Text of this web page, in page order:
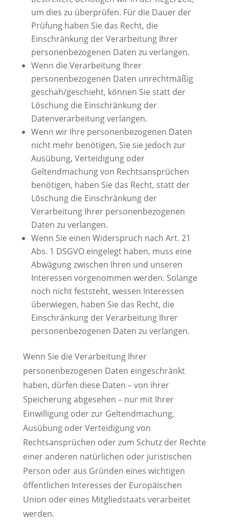
um dies zu überprüfen. Für die Dauer der
Prüfung haben Sie das Recht, die
Einschränkung der Verarbeitung Ihrer
personenbezogenen Daten zu verlangen.
Wenn die Verarbeitung Ihrer
personenbezogenen Daten unrechtmäßig
geschah/geschieht, können Sie statt der
Löschung die Einschränkung der
Datenverarbeitung verlangen.
Wenn wir Ihre personenbezogenen Daten
nicht mehr benötigen, Sie sie jedoch zur
Ausübung, Verteidigung oder
Geltendmachung von Rechtsansprüchen
benötigen, haben Sie das Recht, statt der
Löschung die Einschränkung der
Verarbeitung Ihrer personenbezogenen
Daten zu verlangen.
Wenn Sie einen Widerspruch nach Art. 21
Abs. 1 DSGVO eingelegt haben, muss eine
Abwägung zwischen Ihren und unseren
Interessen vorgenommen werden. Solange
noch nicht feststeht, wessen Interessen
überwiegen, haben Sie das Recht, die
Einschränkung der Verarbeitung Ihrer
personenbezogenen Daten zu verlangen.
Wenn Sie die Verarbeitung Ihrer
personenbezogenen Daten eingeschränkt
haben, dürfen diese Daten – von ihrer
Speicherung abgesehen – nur mit Ihrer
Einwilligung oder zur Geltendmachung,
Ausübung oder Verteidigung von
Rechtsansprüchen oder zum Schutz der Rechte
einer anderen natürlichen oder juristischen
Person oder aus Gründen eines wichtigen
öffentlichen Interesses der Europäischen
Union oder eines Mitgliedstaats verarbeitet
werden.